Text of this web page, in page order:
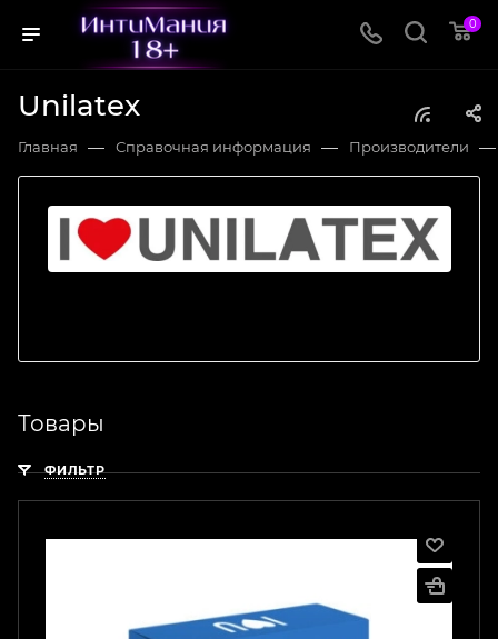
0
Unilatex
Главная — Справочная информация — Производители —
Товары
ФИЛЬТР